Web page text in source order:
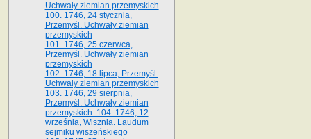
Uchwały ziemian przemyskich
100. 1746, 24 stycznia,
Przemyśl. Uchwały ziemian
przemyskich
101. 1746, 25 czerwca,
Przemyśl. Uchwały ziemian
przemyskich
102. 1746, 18 lipca, Przemyśl.
Uchwały ziemian przemyskich
103. 1746, 29 sierpnia,
Przemyśl. Uchwały ziemian
przemyskich. 104. 1746, 12
września, Wisznia. Laudum
sejmiku wiszeńskiego